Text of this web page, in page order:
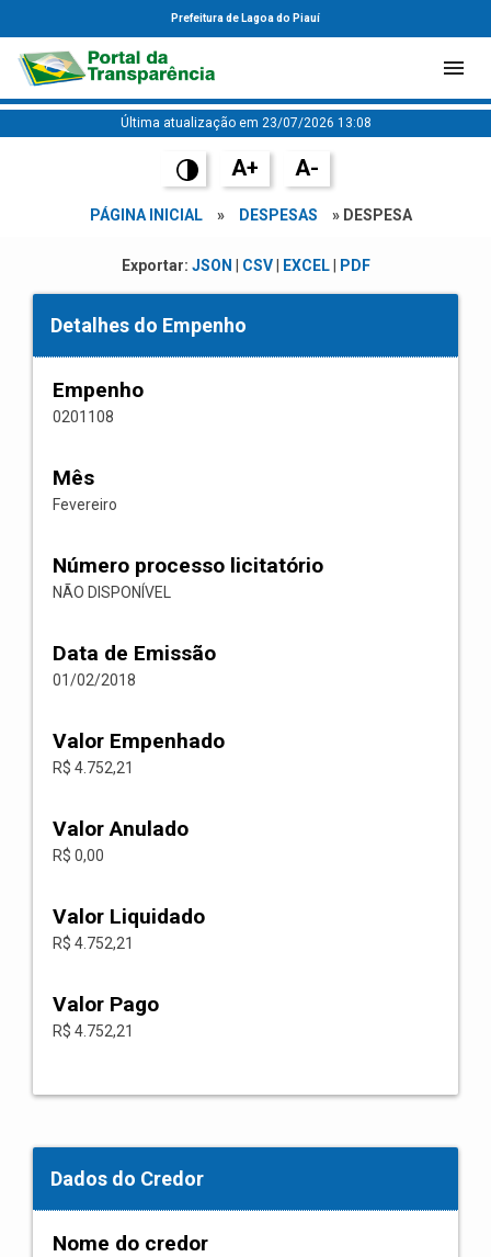
Prefeitura de Lagoa do Piauí
Última atualização em 23/07/2026 13:08
A+ A-
PÁGINA INICIAL » DESPESAS » DESPESA
Exportar: JSON CSV| EXCEL| PDF
Detalhes do Empenho
Empenho
0201108
Mês
Fevereiro
Número processo licitatório
NÃO DISPONÍVEL
Data de Emissão
01/02/2018
Valor Empenhado
R$ 4.752,21
Valor Anulado
R$ 0,00
Valor Liquidado
R$ 4.752,21
Valor Pago
R$ 4.752,21
Dados do Credor
Nome do credor